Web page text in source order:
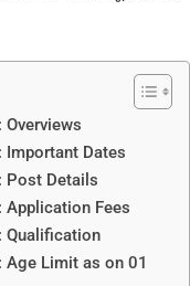
Dates
Post Details
Fees
Qualification
Limit as on 01